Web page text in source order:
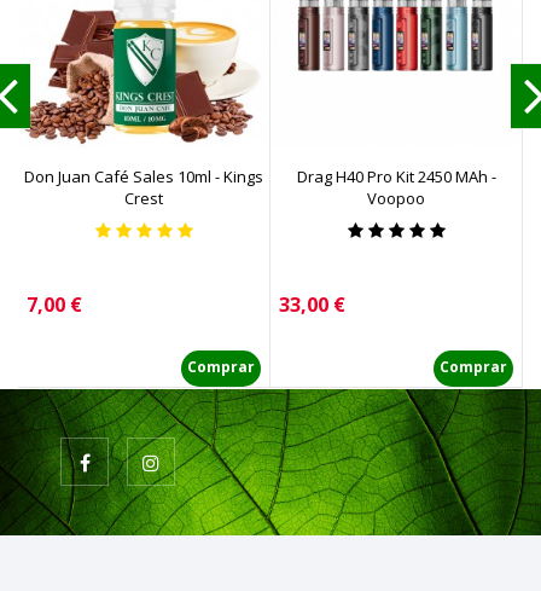
Don Juan Café Sales 10ml - Kings
Crest
Precio
7,00 €
Comprar
Drag H40 Pro Kit 2450 MAh -
Voopoo
Precio
33,00 €
Comprar